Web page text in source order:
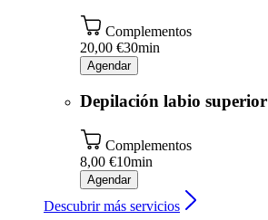
Complementos
20,00 €30min
Agendar
Depilación labio superior
Complementos
8,00 €10min
Agendar
Descubrir más servicios